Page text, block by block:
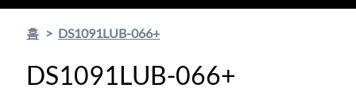
홈 DS1091LUB-066+
DS1091LUB-066+